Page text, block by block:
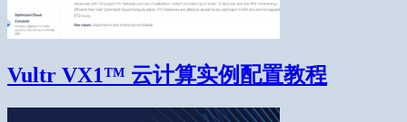
Vultr VX1™ 云计算实例配置教程